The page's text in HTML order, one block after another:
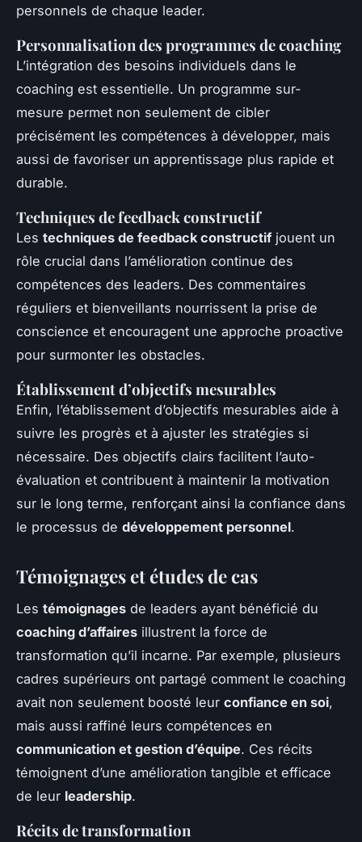
personnels de chaque leader.
Personnalisation des programmes de coaching
L’intégration des besoins individuels dans le
coaching est essentielle. Un programme sur-
mesure permet non seulement de cibler
précisément les compétences à développer, mais
aussi de favoriser un apprentissage plus rapide et
durable.
Techniques de feedback constructif
Les techniques de feedback constructifjouent un
rôle crucial dans l’amélioration continue des
compétences des leaders. Des commentaires
réguliers et bienveillants nourrissent la prise de
conscience et encouragent une approche proactive
pour surmonter les obstacles.
Établissement d’objectifs mesurables
Enfin, l’établissement d’objectifs mesurables aide à
suivre les progrès et à ajuster les stratégies si
nécessaire. Des objectifs clairs facilitent l’auto-
évaluation et contribuent à maintenir la motivation
sur le long terme, renforçant ainsi la confiance dans
le processus de développement personnel.
Témoignages et études de cas
Les témoignages de leaders ayant bénéficié du
coaching d’affaires illustrent la force de
transformation qu’il incarne. Par exemple, plusieurs
cadres supérieurs ont partagé comment le coaching
avait non seulement boosté leur confiance en soi,
mais aussi raffiné leurs compétences en
communication et gestion d’équipe. Ces récits
témoignent d’une amélioration tangible et efficace
de leur leadership.
Récits de transformation